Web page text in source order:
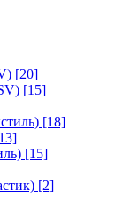
[20]
[15]
[18]
[15]
[2]